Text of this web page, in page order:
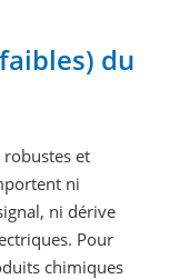
du
et
ni
ni dérive
Pour
chimiques